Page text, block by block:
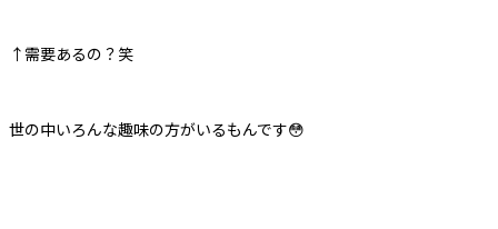
↑需要あるの？笑
世の中いろんな趣味の方がいるもんです😳